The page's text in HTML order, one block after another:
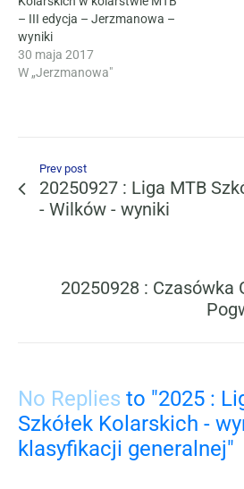
– III edycja – Jerzmanowa –
wyniki
30 maja 2017
W „Jerzmanowa"
Prev post
20250927 : Liga MTB
- Wilków - wyniki
20250928 : Czasówka
No Replies to "2025 :
Szkółek Kolarskich -
klasyfikacji generalnej"